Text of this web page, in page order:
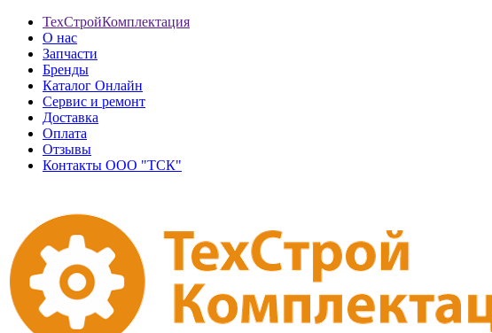
ТехСтройКомплектация
О нас
Запчасти
Бренды
Каталог Онлайн
Сервис и ремонт
Доставка
Оплата
Отзывы
Контакты ООО "ТСК"